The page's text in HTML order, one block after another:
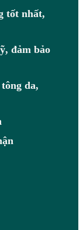
tốt nhất,
đảm bảo
da,